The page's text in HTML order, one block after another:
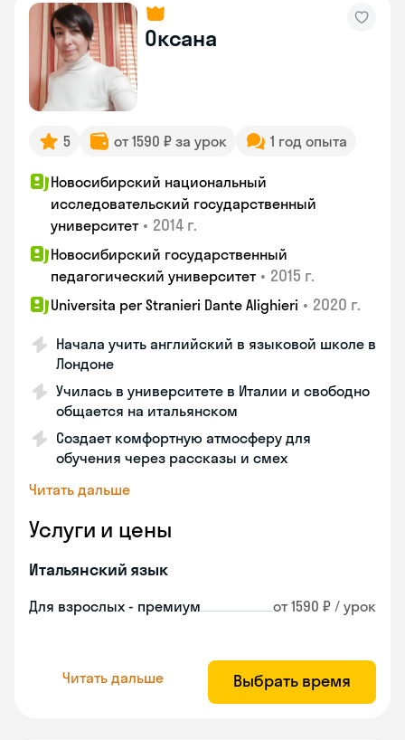
Оксана
5 от 1590 ₽ за урок 1 год опыта
Новосибирский национальный
исследовательский государственный
университет • 2014 г.
Новосибирский государственный
педагогический университет • 2015 г.
Universita per Stranieri Dante Alighieri • 2020 г.
Начала учить английский в языковой школе в
Лондоне
Училась в университете в Италии и свободно
общается на итальянском
Создает комфортную атмосферу для
обучения через рассказы и смех
Читать дальше
Услуги и цены
Итальянский язык
Для взрослых - премиум от 1590 ₽ / урок
Читать дальше Выбрать время